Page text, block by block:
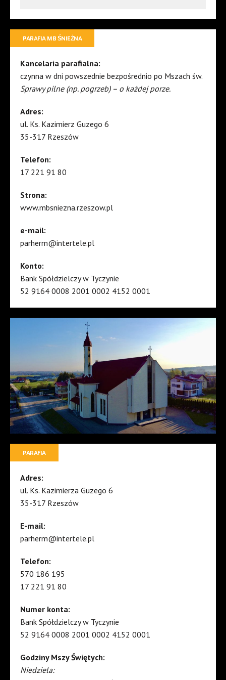
PARAFIA MB ŚNIEŻNA
Kancelaria parafialna:
czynna w dni powszednie bezpośrednio po Mszach św.
Sprawy pilne (np. pogrzeb) – o każdej porze.
Adres:
ul. Ks. Kazimierz Guzego 6
35-317 Rzeszów
Telefon:
17 221 91 80
Strona:
www.mbsniezna.rzeszow.pl
e-mail:
parherm@intertele.pl
Konto:
Bank Spółdzielczy w Tyczynie
52 9164 0008 2001 0002 4152 0001
PARAFIA
Adres:
ul. Ks. Kazimierza Guzego 6
35-317 Rzeszów
E-mail:
parherm@intertele.pl
Telefon:
570 186 195
17 221 91 80
Numer konta:
Bank Spółdzielczy w Tyczynie
52 9164 0008 2001 0002 4152 0001
Godziny Mszy Świętych:
Niedziela: